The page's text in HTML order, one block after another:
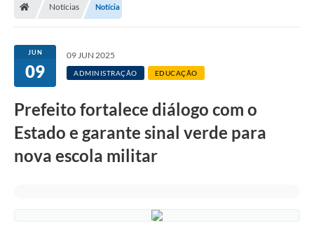
Notícias Notícia
JUN
09
09 JUN 2025
ADMINISTRAÇÃO EDUCAÇÃO
Prefeito fortalece diálogo com o
Estado e garante sinal verde para
nova escola militar